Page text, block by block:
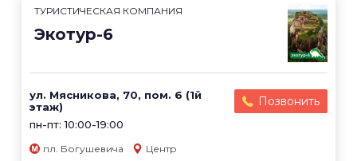
ТУРИСТИЧЕСКАЯ КОМПАНИЯ
Экотур-6
ул. Мясникова, 70, пом. 6 (1й
этаж)
пн-пт: 10:00-19:00
Позвонить
пл. Богушевича Центр